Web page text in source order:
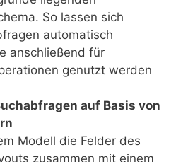
So lassen sich
automatisch
anschließend für
genutzt werden
auf Basis von
Modell die Felder des
zusammen mit einem